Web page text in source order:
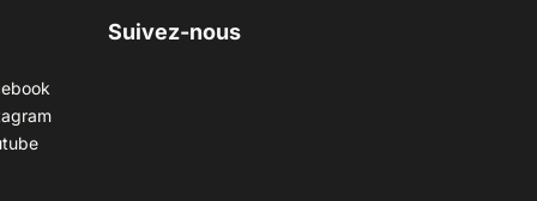
Suivez-nous